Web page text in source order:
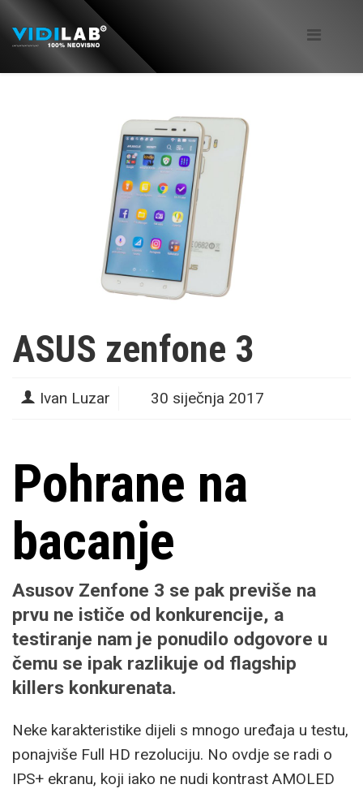
ASUS zenfone 3
Ivan Luzar 30 siječnja 2017
Pohrane na
bacanje
Asusov Zenfone 3 se pak previše na
prvu ne ističe od konkurencije, a
testiranje nam je ponudilo odgovore u
čemu se ipak razlikuje od flagship
killers konkurenata.
Neke karakteristike dijeli s mnogo uređaja u testu,
ponajviše Full HD rezoluciju. No ovdje se radi o
IPS+ ekranu, koji iako ne nudi kontrast AMOLED